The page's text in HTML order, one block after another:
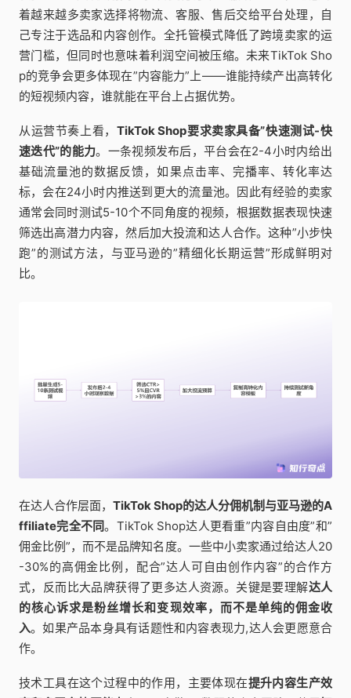
着越来越多卖家选择将物流、客服、售后交给平台处理，自
己专注于选品和内容创作。全托管模式降低了跨境卖家的运
营门槛，但同时也意味着利润空间被压缩。未来TikTok Sho
p的竞争会更多体现在”内容能力”上——谁能持续产出高转化
的短视频内容，谁就能在平台上占据优势。
从运营节奏上看， TikTok Shop要求卖家具备”快速测试-快
速迭代”的能力。一条视频发布后，平台会在2-4小时内给出
基础流量池的数据反馈，如果点击率、完播率、转化率达
标，会在24小时内推送到更大的流量池。因此有经验的卖家
通常会同时测试5-10个不同角度的视频，根据数据表现快速
筛选出高潜力内容，然后加大投流和达人合作。这种”小步快
跑”的测试方法，与亚马逊的”精细化长期运营”形成鲜明对
比。
在达人合作层面， TikTok Shop的达人分佣机制与亚马逊的A
ffiliate完全不同。TikTok Shop达人更看重”内容自由度”和”
佣金比例”，而不是品牌知名度。一些中小卖家通过给达人20
-30%的高佣金比例，配合”达人可自由创作内容”的合作方
式，反而比大品牌获得了更多达人资源。关键是要理解达人
的核心诉求是粉丝增长和变现效率，而不是单纯的佣金收
入。如果产品本身具有话题性和内容表现力,达人会更愿意合
作。
技术工具在这个过程中的作用，主要体现在提升内容生产效